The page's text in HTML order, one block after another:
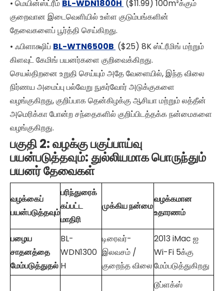
• மெயின்ஸ்ட்ரீம் BL-WDN1800H ($11.99) 100m²க்கும்
குறைவான இடைவெளியில் உள்ள குடும்பங்களின்
தேவைகளைப் பூர்த்தி செய்கிறது.
• ஃபிளாக்ஷிப் BL-WTN6500B ($25) 8K ஸ்ட்ரீமிங் மற்றும்
கிளவுட் கேமிங் பயனர்களை குறிவைக்கிறது.
செயல்திறனை உறுதி செய்யும் அதே வேளையில், இந்த விலை
நிர்ணய அமைப்பு பல்வேறு நுகர்வோர் அடுக்குகளை
வழங்குகிறது, குறிப்பாக தென்கிழக்கு ஆசியா மற்றும் லத்தீன்
அமெரிக்கா போன்ற சந்தைகளில் குறிப்பிடத்தக்க நன்மைகளை
வழங்குகிறது.
பகுதி 2: வழக்கு பகுப்பாய்வு
பயன்படுத்தவும்: துல்லியமாக பொருந்தும்
பயனர் தேவைகள்
வழக்கைப்
பயன்படுத்தவும்
பரிந்துரைக்
கப்பட்ட
மாதிரி
முக்கிய நன்மை
வழக்கமான
உதாரணம்
பழைய
சாதனத்தை
மேம்படுத்துதல்
BL-
WDN1300
H
டிரைவர்-
இலவசம் /
குறைந்த விலை
2013 iMac ஐ
Wi-Fi 5க்கு
மேம்படுத்துகிறது
டூப்ளக்ஸ்